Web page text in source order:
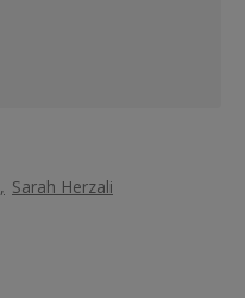
Sarah Herzali